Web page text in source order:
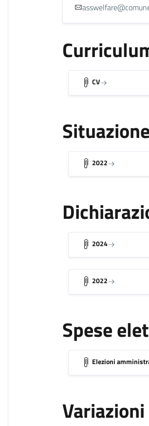
CV
2022
2024
2022
Spese
Elezioni